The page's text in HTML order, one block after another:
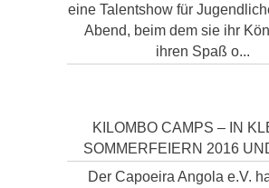
eine Talentshow für
Abend, beim dem sie ihr
ihren Spaß o...
KILOMBO CAMPS – IN
SOMMERFEIERN 2016
Der Capoeira Angola e.V.